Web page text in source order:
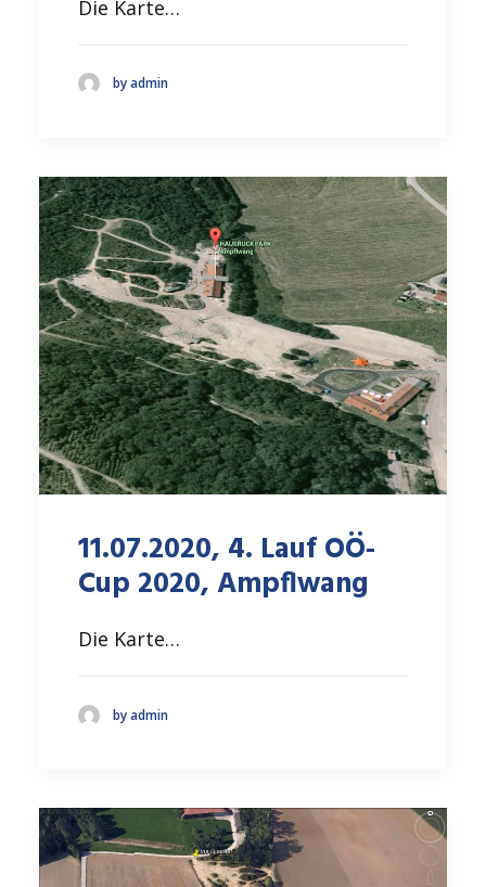
Die Karte…
by admin
11.07.2020, 4. Lauf OÖ-
Cup 2020, Ampflwang
Die Karte…
by admin